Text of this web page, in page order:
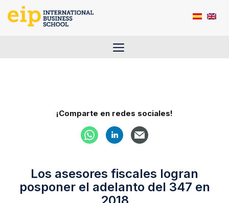
Saltar
Menú
¡Comparte en redes sociales!
Los asesores fiscales logran
posponer el adelanto del 347 en